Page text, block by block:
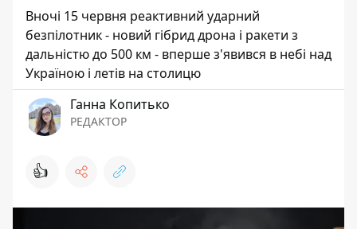
Вночі 15 червня реактивний ударний
безпілотник - новий гібрид дрона і ракети з
дальністю до 500 км - вперше з'явився в небі над
Україною і летів на столицю
Ганна Копитько
РЕДАКТОР
👍